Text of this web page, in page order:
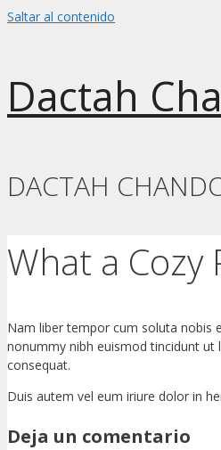
Saltar al contenido
Dactah
DACTAH
What a Cozy
Nam liber tempor cum soluta nobis
nonummy nibh euismod tincidunt
consequat.
Duis autem vel eum iriure dolor in
Deja un comentario